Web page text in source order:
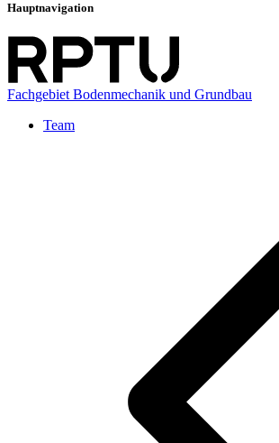
Hauptnavigation
Fachgebiet Bodenmechanik und Grundbau
Team